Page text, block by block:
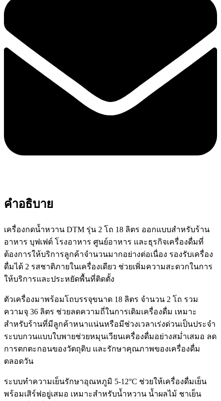
คำอธิบาย
เครื่องกดน้ำหวาน DTM รุ่น 2 โถ 18 ลิตร ออกแบบสำหรับร้าน
อาหาร บุฟเฟต์ โรงอาหาร ศูนย์อาหาร และธุรกิจเครื่องดื่มที่
ต้องการให้บริการลูกค้าจำนวนมากอย่างต่อเนื่อง รองรับเครื่อง
ดื่มได้ 2 รสชาติภายในเครื่องเดียว ช่วยเพิ่มความสะดวกในการ
ให้บริการและประหยัดพื้นที่ติดตั้ง
ตัวเครื่องมาพร้อมโถบรรจุขนาด 18 ลิตร จำนวน 2 โถ รวม
ความจุ 36 ลิตร ช่วยลดความถี่ในการเติมเครื่องดื่ม เหมาะ
สำหรับร้านที่มีลูกค้าหนาแน่นหรือมีช่วงเวลาเร่งด่วนเป็นประจำ
ระบบกวนแบบใบพายช่วยหมุนเวียนเครื่องดื่มอย่างสม่ำเสมอ ลด
การตกตะกอนของวัตถุดิบ และรักษาคุณภาพของเครื่องดื่ม
ตลอดวัน
ระบบทำความเย็นรักษาอุณหภูมิ 5-12°C ช่วยให้เครื่องดื่มเย็น
พร้อมเสิร์ฟอยู่เสมอ เหมาะสำหรับน้ำหวาน น้ำผลไม้ ชาเย็น